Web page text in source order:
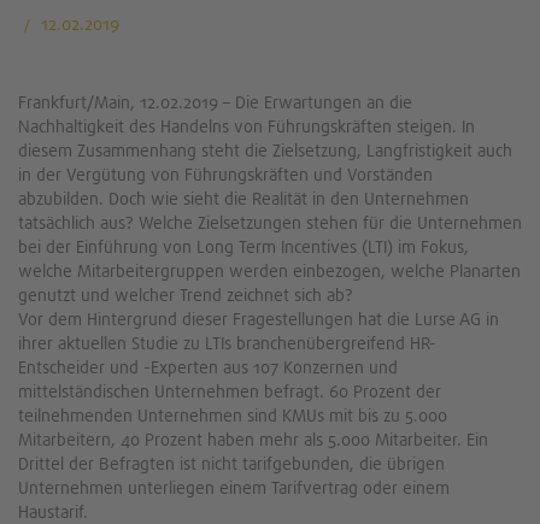
12.02.2019
Frankfurt/Main, 12.02.2019 – Die Erwartungen an die
Nachhaltigkeit des Handelns von Führungskräften steigen. In
diesem Zusammenhang steht die Zielsetzung, Langfristigkeit auch
in der Vergütung von Führungskräften und Vorständen
abzubilden. Doch wie sieht die Realität in den Unternehmen
tatsächlich aus? Welche Zielsetzungen stehen für die Unternehmen
bei der Einführung von Long Term Incentives (LTI) im Fokus,
welche Mitarbeitergruppen werden einbezogen, welche Planarten
genutzt und welcher Trend zeichnet sich ab?
Vor dem Hintergrund dieser Fragestellungen hat die Lurse AG in
ihrer aktuellen Studie zu LTIs branchenübergreifend HR-
Entscheider und -Experten aus 107 Konzernen und
mittelständischen Unternehmen befragt. 60 Prozent der
teilnehmenden Unternehmen sind KMUs mit bis zu 5.000
Mitarbeitern, 40 Prozent haben mehr als 5.000 Mitarbeiter. Ein
Drittel der Befragten ist nicht tarifgebunden, die übrigen
Unternehmen unterliegen einem Tarifvertrag oder einem
Haustarif.